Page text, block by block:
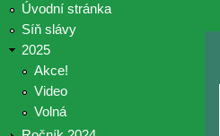
Úvodní stránka
Síň slávy
2025
Akce!
Video
Volná